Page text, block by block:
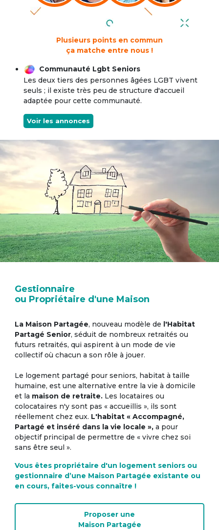
Plusieurs points en commun
ça matche entre nous !
Communauté Lgbt Seniors
Les deux tiers des personnes âgées LGBT vivent
seuls ; il existe très peu de structure d'accueil
adaptée pour cette communauté.
Voir les annonces
Gestionnaire
ou Propriétaire d'une Maison
La Maison Partagée, nouveau modèle de l'Habitat
Partagé Senior, séduit de nombreux retraités ou
futurs retraités, qui aspirent à un mode de vie
collectif où chacun a son rôle à jouer.
Le logement partagé pour seniors, habitat à taille
humaine, est une alternative entre la vie à domicile
et la maison de retraite. Les locataires ou
colocataires n'y sont pas « accueillis », ils sont
réellement chez eux. L'habitat « Accompagné,
Partagé et inséré dans la vie locale », a pour
objectif principal de permettre de « vivre chez soi
sans être seul ».
Vous êtes propriétaire d'un logement seniors ou
gestionnaire d’une Maison Partagée existante ou
en cours, faites-vous connaître !
Proposer une
Maison Partagée